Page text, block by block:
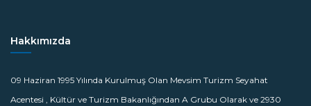
Hakkımızda
09 Haziran 1995 Yılında Kurulmuş Olan Mevsim Turizm Seyahat
Acentesi , Kültür ve Turizm Bakanlığından A Grubu Olarak ve 2930